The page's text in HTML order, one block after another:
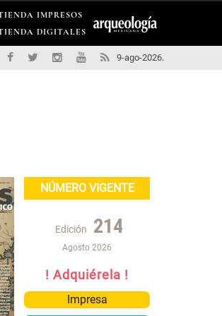
IMPRESOS
DIGITALES
9-ago-2026.
NÚMERO VIGENTE
Edición 214
Agosto 2026
! Adquiérela !
Impresa